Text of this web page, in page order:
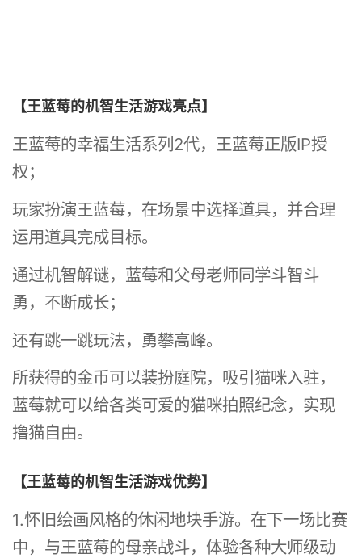
【王蓝莓的机智生活游戏亮点】
王蓝莓的幸福生活系列2代，王蓝莓正版IP授
权；
玩家扮演王蓝莓，在场景中选择道具，并合理
运用道具完成目标。
通过机智解谜，蓝莓和父母老师同学斗智斗
勇，不断成长；
还有跳一跳玩法，勇攀高峰。
所获得的金币可以装扮庭院，吸引猫咪入驻，
蓝莓就可以给各类可爱的猫咪拍照纪念，实现
撸猫自由。
【王蓝莓的机智生活游戏优势】
1.怀旧绘画风格的休闲地块手游。在下一场比赛
中，与王蓝莓的母亲战斗，体验各种大师级动